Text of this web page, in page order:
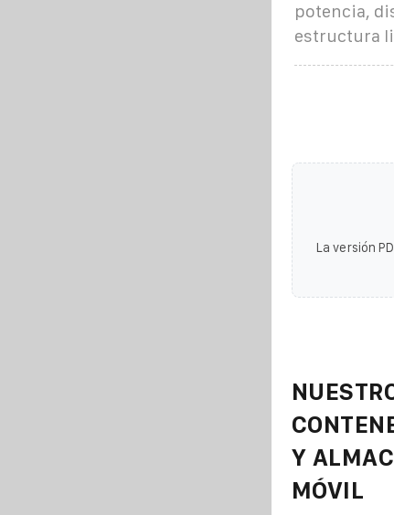
potencia,
estructura
La versión
Y
MÓVIL